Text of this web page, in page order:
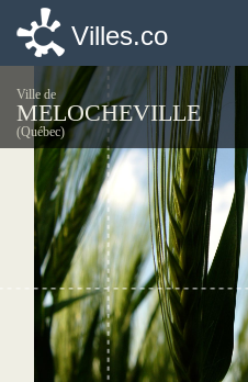
Villes.co
Ville de
MELOCHEVILLE
(Québec)
Villes.co